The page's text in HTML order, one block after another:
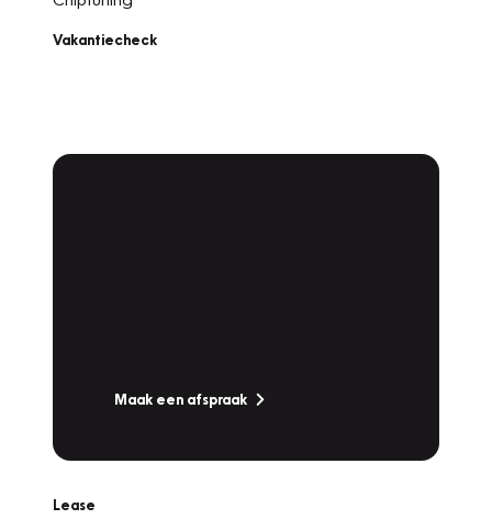
Vakantiecheck
Maak een afspraak
Lease